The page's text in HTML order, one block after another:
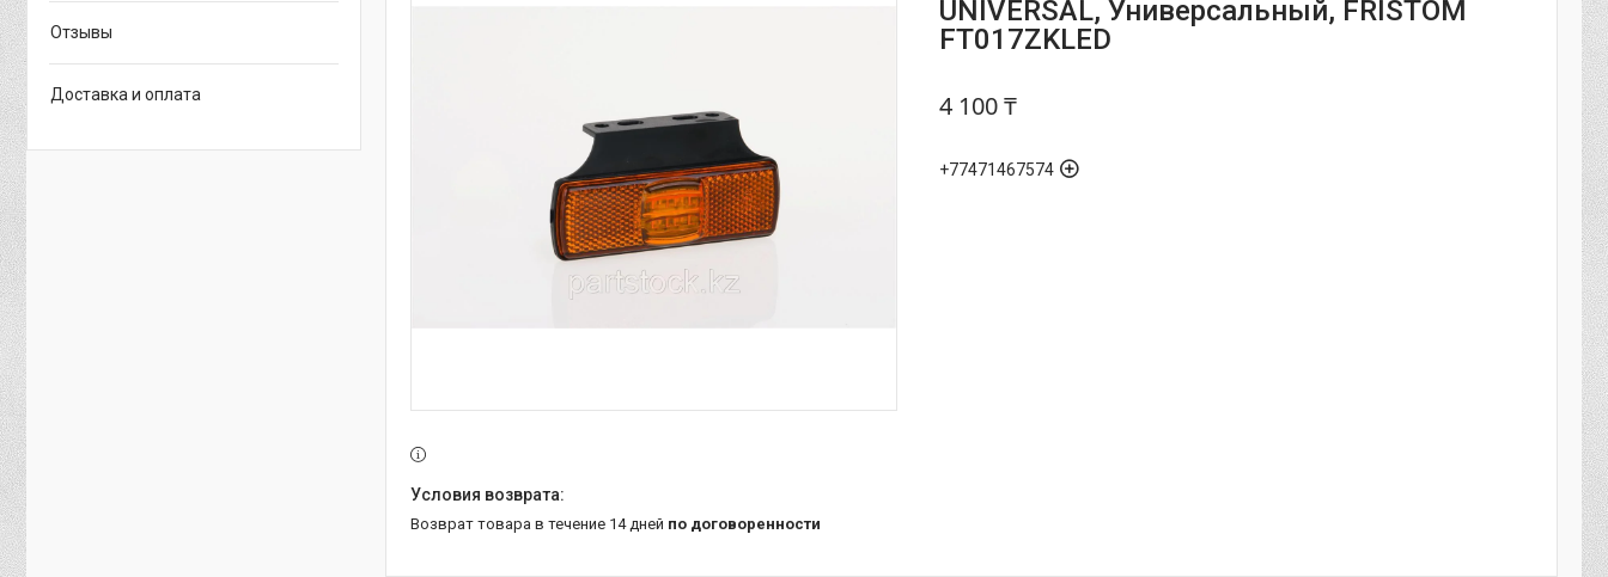
UNIVERSAL, Универсальный, FRISTOM
FT017ZKLED
4 100 ₸
+77471467574
возврат товара в течение 14 дней по договоренности
Отзывы
Доставка и оплата